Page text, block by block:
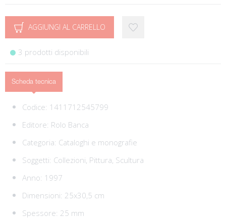
AGGIUNGI AL CARRELLO
3 prodotti disponibili
Scheda tecnica
Codice: 1411712545799
Editore: Rolo Banca
Categoria: Cataloghi e monografie
Soggetti: Collezioni, Pittura, Scultura
Anno: 1997
Dimensioni: 25x30,5 cm
Spessore: 25 mm